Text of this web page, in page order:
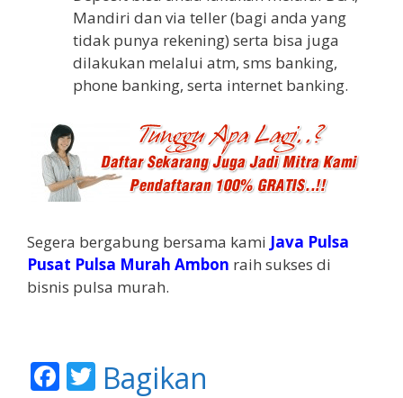
Mandiri dan via teller (bagi anda yang
tidak punya rekening) serta bisa juga
dilakukan melalui atm, sms banking,
phone banking, serta internet banking.
Segera bergabung bersama kami Java Pulsa
Pusat Pulsa Murah Ambon raih sukses di
bisnis pulsa murah.
F T
Bagikan